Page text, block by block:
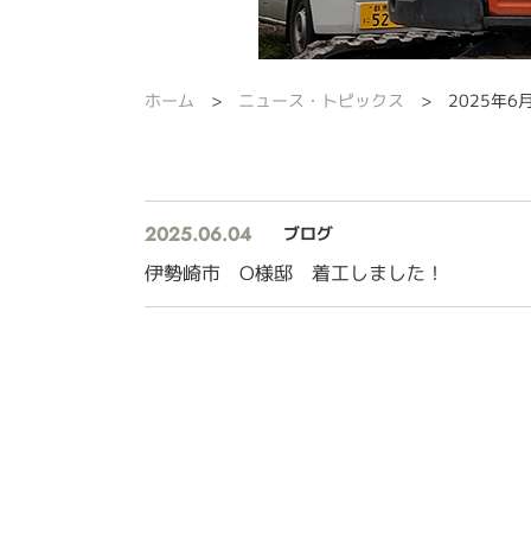
ホーム ニュース・トピックス 2025年6
2025.06.04 ブログ
伊勢崎市 O様邸 着工しました！